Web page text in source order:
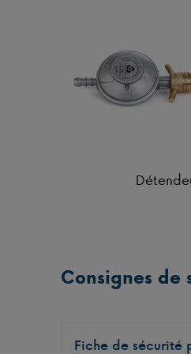
Consignes de
Fiche de sécurité